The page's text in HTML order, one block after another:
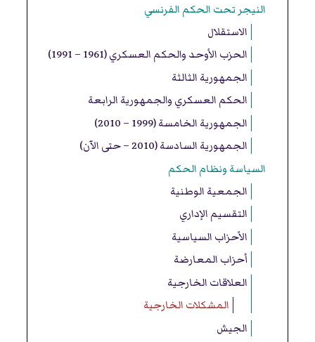
النيجر تحت الحكم الفرنسي
الاستقلال
الحزب الأوحد والحكم العسكري (1961 – 1991)
الجمهورية الثالثة
الحكم العسكري والجمهورية الرابعة
الجمهورية الخامسة (1999 – 2010)
الجمهورية السادسة (2010 – حتى الآن)
السياسة ونظام الحكم
الجمعية الوطنية
التقسيم الإداري
الأحزاب السياسية
أحزاب المعارضة
العلاقات الخارجية
المشكلات الخارجية
الجيش